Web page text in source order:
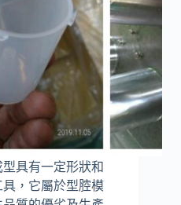
具有一定形狀和
，它屬於型腔模